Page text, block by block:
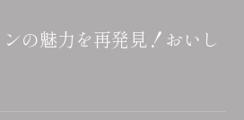
の魅力を再発見！おいし